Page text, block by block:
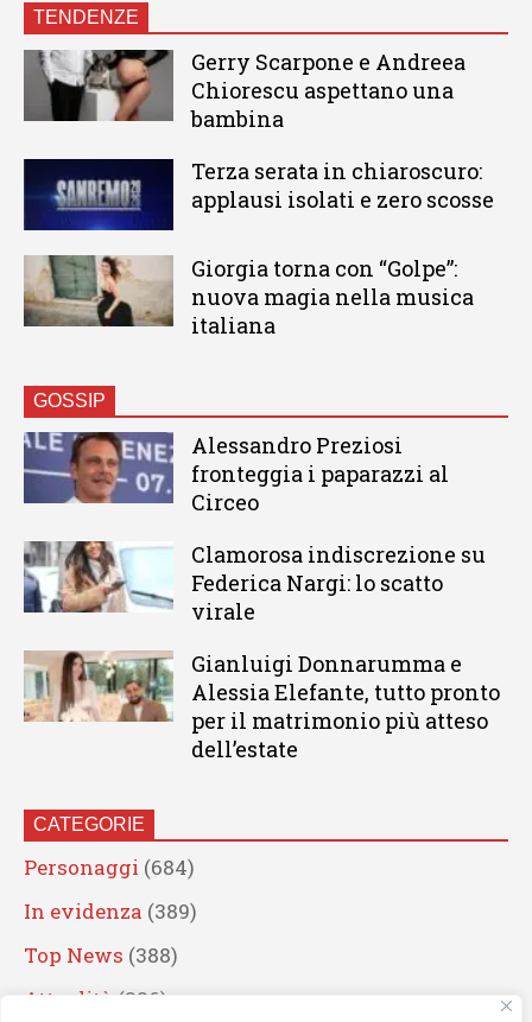
TENDENZE
Gerry Scarpone e Andreea
Chiorescu aspettano una
bambina
Terza serata in chiaroscuro:
applausi isolati e zero scosse
Giorgia torna con “Golpe”:
nuova magia nella musica
italiana
GOSSIP
Alessandro Preziosi
fronteggia i paparazzi al
Circeo
Clamorosa indiscrezione su
Federica Nargi: lo scatto
virale
Gianluigi Donnarumma e
Alessia Elefante, tutto pronto
per il matrimonio più atteso
dell’estate
CATEGORIE
Personaggi (684)
In evidenza (389)
Top News (388)
Attualità (336)